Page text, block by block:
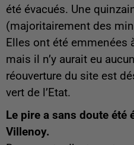
été évacués. Une
(majoritairement des
Elles ont été emmenées
mais il n’y aurait eu
réouverture du site est
vert de l’Etat.
Le pire a sans doute
Villenoy.